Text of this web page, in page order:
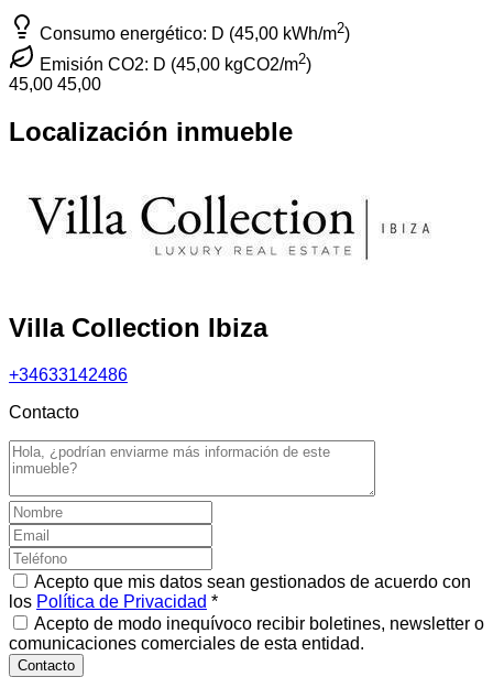
Consumo energético: D (45,00 kWh/m2)
Emisión CO2: D (45,00 kgCO2/m2)
45,00 45,00
Localización inmueble
Villa Collection Ibiza
+34633142486
Contacto
Acepto que mis datos sean gestionados de acuerdo con
los Política de Privacidad *
Acepto de modo inequívoco recibir boletines, newsletter o
comunicaciones comerciales de esta entidad.